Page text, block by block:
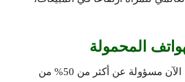
المحمولة
وأصبحت الأجهزة المحمولة الآن مسؤولة عن أكثر من 50% من